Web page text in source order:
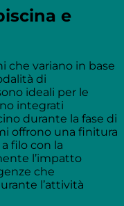
e
che variano in base
di
ideali per le
integrati
durante la fase di
offrono una finitura
filo con la
l’impatto
che
l’attività